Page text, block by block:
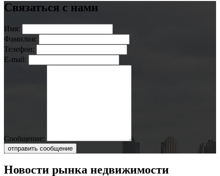
Связаться с нами
Имя:
Фамилия:
Телефон:
E-mail:
Сообщение:
отправить сообщение
Новости рынка недвижимости